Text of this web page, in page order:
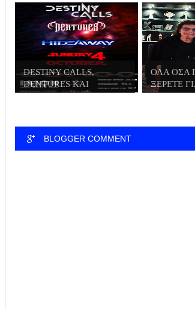
DESTINY CALLS,
DENTURES ΚΑΙ
HIDEWAY...
ΟΛΑ ΟΣΑ
ΞΕΡΕΤΕ
BLOGGER COMMENT